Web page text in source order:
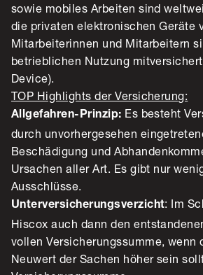
sowie mobiles Arbeiten sind
die privaten elektronischen Geräte
Mitarbeiterinnen und Mitarbeitern
betrieblichen Nutzung mitversichert
Device).
TOP Highlights der Versicherung:
Allgefahren-Prinzip: Es besteht
durch unvorhergesehen
Beschädigung und
Ursachen aller Art. Es gibt nur
Ausschlüsse.
Unterversicherungsverzicht: Im
Hiscox auch dann den
vollen Versicherungssumme, wenn
Neuwert der Sachen höher sein